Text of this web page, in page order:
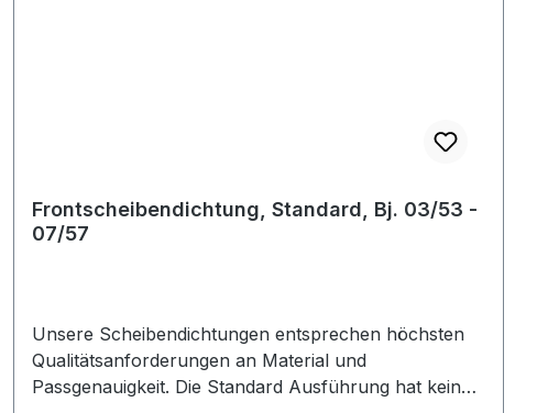
Frontscheibendichtung, Standard, Bj. 03/53 -
07/57
Unsere Scheibendichtungen entsprechen höchsten
Qualitätsanforderungen an Material und
Passgenauigkeit. Die Standard Ausführung hat keine